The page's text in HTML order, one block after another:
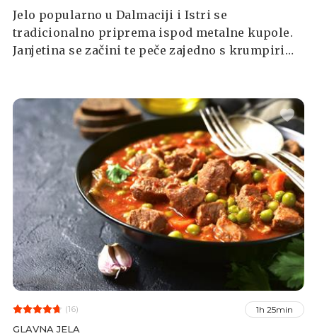
Jelo popularno u Dalmaciji i Istri se
tradicionalno priprema ispod metalne kupole.
Janjetina se začini te peče zajedno s krumpirima
(16) 1h 25min
GLAVNA JELA